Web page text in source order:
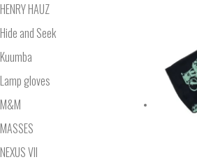
HENRY HAUZ
Hide and Seek
Kuumba
Lamp gloves
M&M
MASSES
NEXUS VII